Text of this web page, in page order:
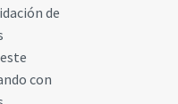
de
con